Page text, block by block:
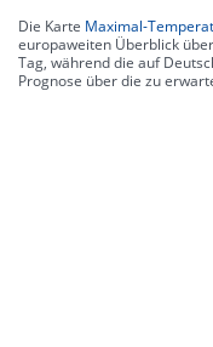
Die Karte Maximal-
europaweiten Überblick
Tag, während die auf
Prognose über die zu